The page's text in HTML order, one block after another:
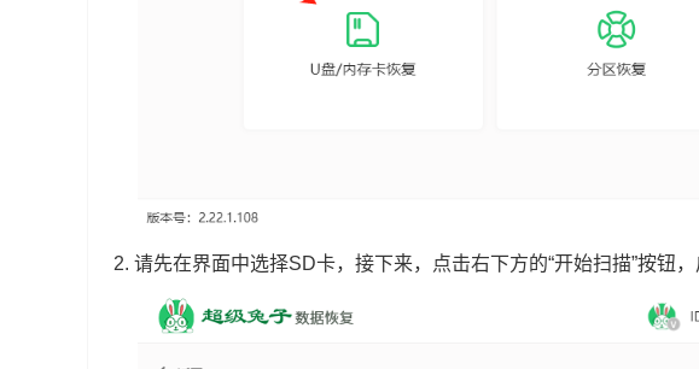
2. 请先在界面中选择SD卡，接下来，点击右下方的“开始扫描”按钮，